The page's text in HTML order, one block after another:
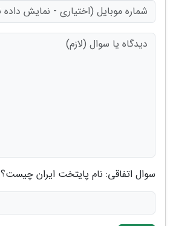
سوال اتفاقی: نام پایتخت ایران چیست؟